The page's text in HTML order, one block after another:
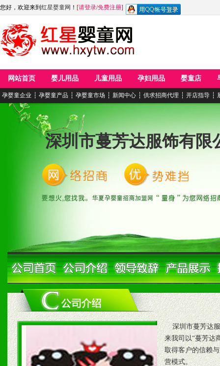
您好，欢迎来到 红星婴童网 ！ [请登录/免费注册]
网站首页 婴儿用品 儿童用品 孕妇用品 婴童店
孕婴童企业 ┆ 孕婴童产品 ┆ 孕婴童市场 ┆ 新闻中心 ┆ 供求招商代理 ┆ 开店指导 ┆
深圳市蔓芳达服饰有限
深圳市蔓芳达服
来我司以“蔓芳达
取得客户的信赖
营模式。